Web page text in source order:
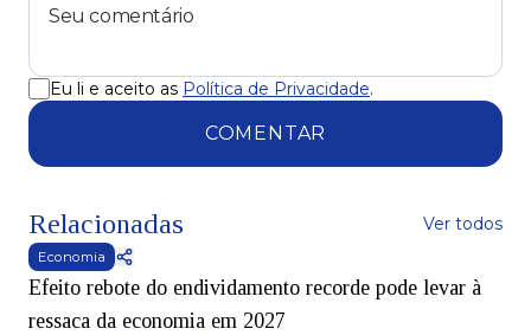
Eu li e aceito as Política de Privacidade.
COMENTAR
Relacionadas Ver todos
Economia
Efeito rebote do endividamento recorde pode levar à
ressaca da economia em 2027